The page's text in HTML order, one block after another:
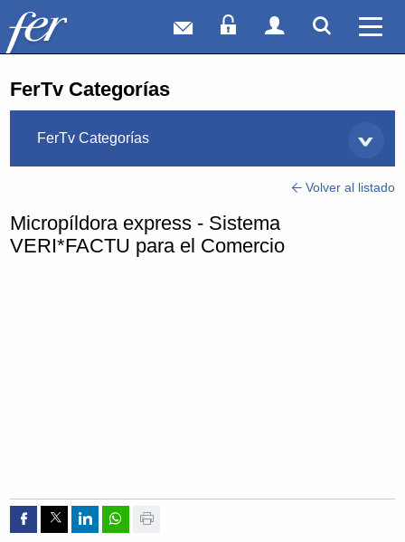
Correo webAcceso Socios
Acceso
FerTv Categorías
FerTv Categorías
Volver al listado
Micropíldora express - Sistema
VERI*FACTU para el Comercio
Compartir por Facebook
Compartir por Twitter
Compartir por Linkedin
Compartir por whatsapp
Imprimir